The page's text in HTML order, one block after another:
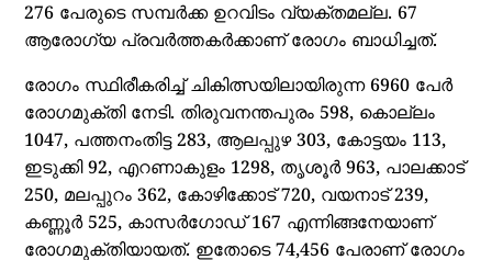
276 പേരുടെ സമ്പര്‍ക്ക ഉറവിടം വ്യക്തമല്ല. 67
ആരോഗ്യ പ്രവര്‍ത്തകര്‍ക്കാണ് രോഗം ബാധിച്ചത്.
രോഗം സ്ഥിരീകരിച്ച് ചികിത്സയിലായിരുന്ന 6960 പേര്‍
രോഗമുക്തി നേടി. തിരുവനന്തപുരം 598, കൊല്ലം
1047, പത്തനംതിട്ട 283, ആലപ്പുഴ 303, കോട്ടയം 113,
ഇടുക്കി 92, എറണാകുളം 1298, തൃശൂര്‍ 963, പാലക്കാട്
250, മലപ്പുറം 362, കോഴിക്കോട് 720, വയനാട് 239,
കണ്ണൂര്‍ 525, കാസര്‍ഗോഡ് 167 എന്നിങ്ങനേയാണ്
രോഗമുക്തിയായത്. ഇതോടെ 74,456 പേരാണ് രോഗം